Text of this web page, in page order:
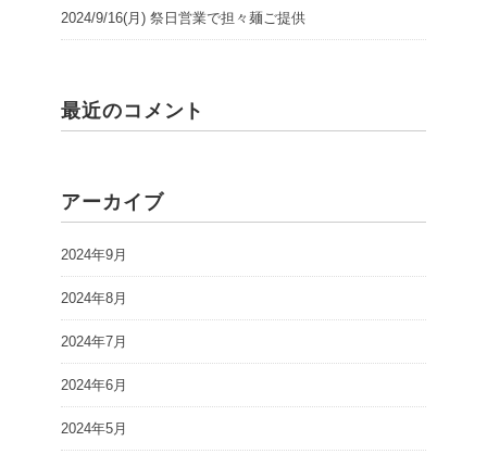
2024/9/16(月) 祭日営業で担々麺ご提供
最近のコメント
アーカイブ
2024年9月
2024年8月
2024年7月
2024年6月
2024年5月